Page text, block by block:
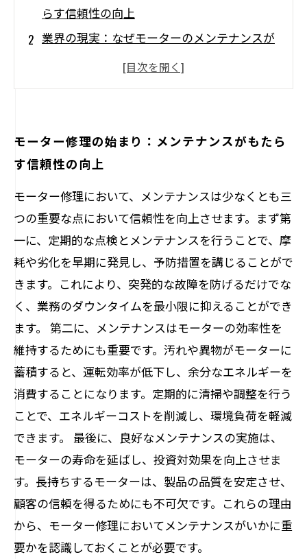
らす信頼性の向上
業界の現実：なぜモーターのメンテナンスが
故障の兆候：早期発見が経済的損失を防ぐ
実践者の声：メンテナンスによる成功事例
の継続性を確保
まとめ：モーター修理におけるメンテナンス
の重要性とその影響
モーター修理の始まり：メンテナンスがもたら
す信頼性の向上
モーター修理において、メンテナンスは少なくとも三
つの重要な点において信頼性を向上させます。まず第
一に、定期的な点検とメンテナンスを行うことで、摩
耗や劣化を早期に発見し、予防措置を講じることがで
きます。これにより、突発的な故障を防げるだけでな
く、業務のダウンタイムを最小限に抑えることができ
ます。 第二に、メンテナンスはモーターの効率性を
維持するためにも重要です。汚れや異物がモーターに
蓄積すると、運転効率が低下し、余分なエネルギーを
消費することになります。定期的に清掃や調整を行う
ことで、エネルギーコストを削減し、環境負荷を軽減
できます。 最後に、良好なメンテナンスの実施は、
モーターの寿命を延ばし、投資対効果を向上させま
す。長持ちするモーターは、製品の品質を安定させ、
顧客の信頼を得るためにも不可欠です。これらの理由
から、モーター修理においてメンテナンスがいかに重
要かを認識しておくことが必要です。